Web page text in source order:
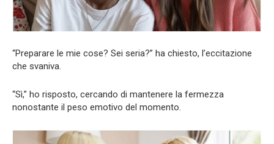
“Preparare le mie cose? Sei seria?” ha chiesto, l’eccitazione
che svaniva.
“Sì,” ho risposto, cercando di mantenere la fermezza
nonostante il peso emotivo del momento.